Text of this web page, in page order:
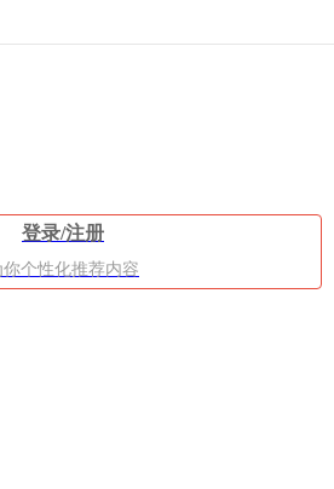
登录/注册
你个性化推荐内容